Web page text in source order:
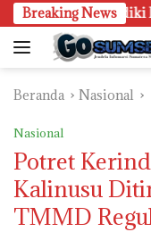
Langsung
ke
konten
Breaking News
Juga Selidiki
Beranda Nasional
Nasional
Potret
Kalinusu
TMMD